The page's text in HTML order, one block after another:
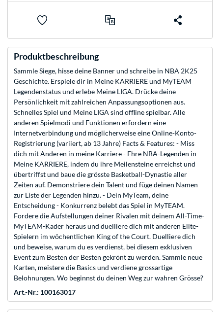
Produktbeschreibung
Sammle Siege, hisse deine Banner und schreibe in NBA 2K25
Geschichte. Erspiele dir in Meine KARRIERE und MyTEAM
Legendenstatus und erlebe Meine LIGA. Drücke deine
Persönlichkeit mit zahlreichen Anpassungsoptionen aus.
Schnelles Spiel und Meine LIGA sind offline spielbar. Alle
anderen Spielmodi und Funktionen erfordern eine
Internetverbindung und möglicherweise eine Online-Konto-
Registrierung (variiert, ab 13 Jahre) Facts & Features: - Miss
dich mit Anderen in meine Karriere - Ehre NBA-Legenden in
Meine KARRIERE, indem du ihre Meilensteine erreichst und
übertriffst und baue die grösste Basketball-Dynastie aller
Zeiten auf. Demonstriere dein Talent und füge deinen Namen
zur Liste der Legenden hinzu. - Dein MyTeam, deine
Entscheidung - Konkurrenz belebt das Spiel in MyTEAM.
Fordere die Aufstellungen deiner Rivalen mit deinem All-Time-
MyTEAM-Kader heraus und duelliere dich mit anderen Elite-
Spielern im wöchentlichen King of the Court. Duelliere dich
und beweise, warum du es verdienst, bei diesem exklusiven
Event zum Besten der Besten gekrönt zu werden. Sammle neue
Karten, meistere die Basics und verdiene grossartige
Belohnungen. Wo beginnst du deinen Weg zur wahren Grösse?
Art.-Nr.: 100163017